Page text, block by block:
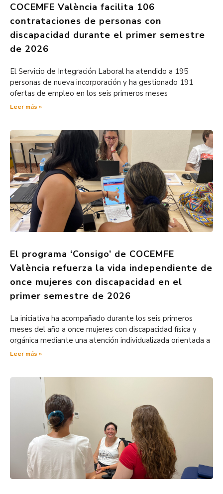
COCEMFE València facilita 106
contrataciones de personas con
discapacidad durante el primer semestre
de 2026
El Servicio de Integración Laboral ha atendido a 195
personas de nueva incorporación y ha gestionado 191
ofertas de empleo en los seis primeros meses
Leer más »
El programa ‘Consigo’ de COCEMFE
València refuerza la vida independiente de
once mujeres con discapacidad en el
primer semestre de 2026
La iniciativa ha acompañado durante los seis primeros
meses del año a once mujeres con discapacidad física y
orgánica mediante una atención individualizada orientada a
Leer más »